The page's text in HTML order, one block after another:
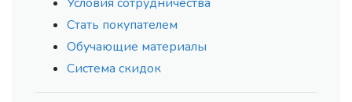
Стать покупателем
Обучающие материалы
Система скидок